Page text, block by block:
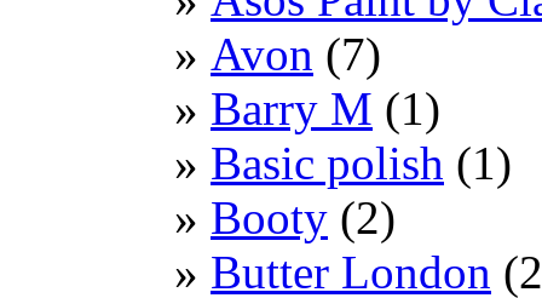
Avon (7)
Barry M (1)
Basic polish (1)
Booty (2)
Butter London